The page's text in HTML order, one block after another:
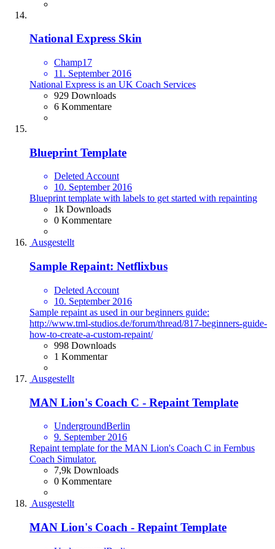
National Express Skin
Champ17
11. September 2016
National Express is an UK Coach Services
929 Downloads
6 Kommentare
Blueprint Template
Deleted Account
10. September 2016
Blueprint template with labels to get started with repainting
1k Downloads
0 Kommentare
Ausgestellt
Sample Repaint: Netflixbus
Deleted Account
10. September 2016
Sample repaint as used in our beginners guide:
http://www.tml-studios.de/forum/thread/817-beginners-guide-
how-to-create-a-custom-repaint/
998 Downloads
1 Kommentar
Ausgestellt
MAN Lion's Coach C - Repaint Template
UndergroundBerlin
9. September 2016
Repaint template for the MAN Lion's Coach C in Fernbus
Coach Simulator.
7,9k Downloads
0 Kommentare
Ausgestellt
MAN Lion's Coach - Repaint Template